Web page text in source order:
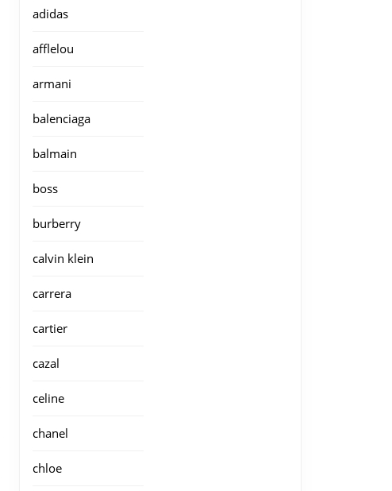
adidas
afflelou
armani
balenciaga
balmain
boss
burberry
calvin klein
carrera
cartier
cazal
celine
chanel
chloe